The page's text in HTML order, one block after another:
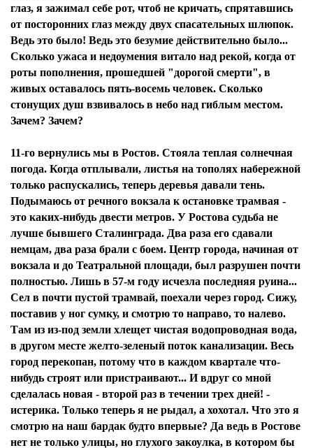
глаз, я зажимал себе рот, чтоб не кричать, спрятавшись
от посторонних глаз между двух спасательных шлюпок.
Ведь это было! Ведь это безумие действительно было...
Сколько ужаса и недоумения витало над рекой, когда от
роты пополнения, прошедшей "дорогой смерти", в
живых оставалось пять-восемь человек. Сколько
стонущих душ взвивалось в небо над гиблым местом.
Зачем? Зачем?
11-го вернулись мы в Ростов. Стояла теплая солнечная
погода. Когда отплывали, листья на тополях набережной
только распускались, теперь деревья давали тень.
Подымаюсь от речного вокзала к остановке трамвая -
это каких-нибудь двести метров. У Ростова судьба не
лучше бывшего Сталинграда. Два раза его сдавали
немцам, два раза брали с боем. Центр города, начиная от
вокзала и до Театральной площади, был разрушен почти
полностью. Лишь в 57-м году исчезла последняя руина...
Сел в почти пустой трамвай, поехали через город. Сижу,
поставив у ног сумку, и смотрю то направо, то налево.
Там из из-под земли хлещет чистая водопроводная вода,
в другом месте желто-зеленый поток канализации. Весь
город перекопан, потому что в каждом квартале что-
нибудь строят или пристраивают... И вдруг со мной
сделалась новая - второй раз в течении трех дней! -
истерика. Только теперь я не рыдал, а хохотал. Что это я
смотрю на наш бардак будто впервые? Да ведь в Ростове
нет не только улицы, но глухого закоулка, в котором бы